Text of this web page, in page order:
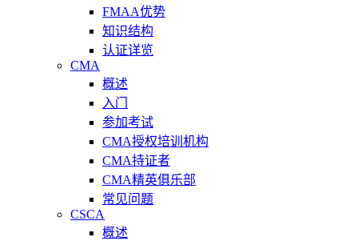
FMAA优势
知识结构
认证详览
CMA
概述
入门
参加考试
CMA授权培训机构
CMA持证者
CMA精英俱乐部
常见问题
CSCA
概述